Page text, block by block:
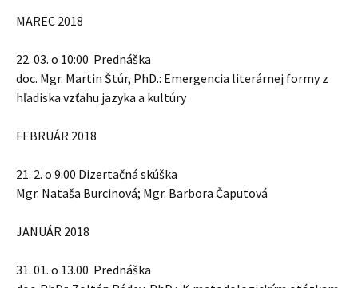
MAREC 2018
22. 03. o 10:00 Prednáška
doc. Mgr. Martin Štúr, PhD.: Emergencia literárnej formy z
hľadiska vzťahu jazyka a kultúry
FEBRUÁR 2018
21. 2. o 9:00 Dizertačná skúška
Mgr. Nataša Burcinová; Mgr. Barbora Čaputová
JANUÁR 2018
31. 01. o 13.00 Prednáška